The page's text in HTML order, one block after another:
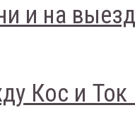
и на
Кос и